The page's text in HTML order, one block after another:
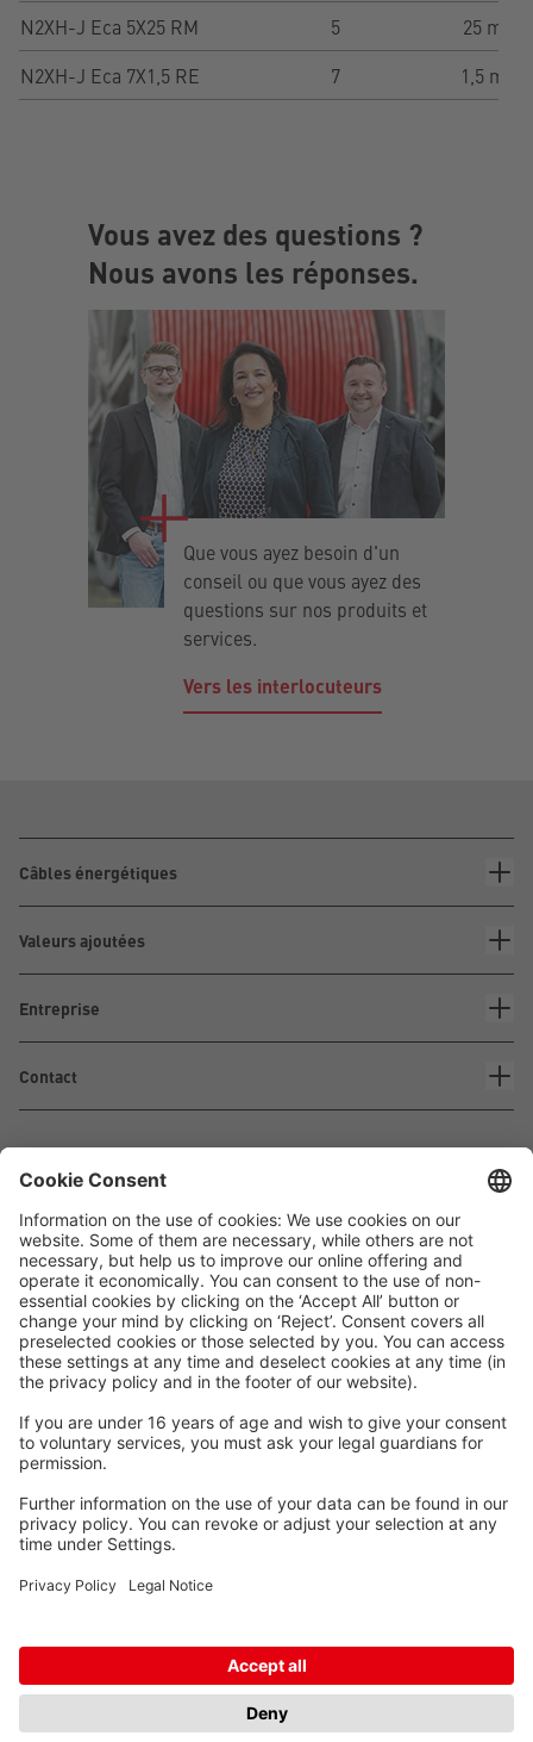
N2XH-J Eca 5X25 RM
5
25 mm²
N2XH-J Eca 7X1,5 RE
7 1,5 mm²
Vous avez des questions ?
Nous avons les réponses.
Que vous ayez besoin d'un
conseil ou que vous ayez des
questions sur nos produits et
services.
Vers les interlocuteurs
Câbles énergétiques
Valeurs ajoutées
Entreprise
Contact
Waskönig+Walter
Kabel-Werk GmbH u. Co. KG
Ostermoorstraße 77
26683 Saterland
Téléphone +49 4498 88-0
Fax +49 4498 88-900
info[att]waskoenig.de